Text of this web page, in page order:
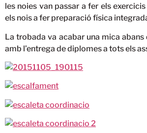
les noies van passar a fer els
els nois a fer preparació física
La trobada va acabar una mica abans
amb l’entrega de diplomes a tots els